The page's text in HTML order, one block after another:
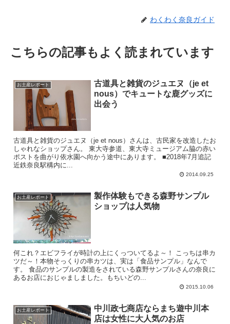
わくわく奈良ガイド
こちらの記事もよく読まれています
お土産レポート
古道具と雑貨のジュエヌ（je et
nous）でキュートな鹿グッズに
出会う
古道具と雑貨のジュエヌ（je et nous）さんは、古民家を改造したお
しゃれなショップさん。 東大寺参道、東大寺ミュージアム脇の赤い
ポストを曲がり依水園へ向かう途中にあります。 ■2018年7月追記
近鉄奈良駅構内に...
2014.09.25
お土産レポート
製作体験もできる森野サンプル
ショップは人気物
何これ？エビフライが時計の上にくっついてるよ～！ こっちは串カ
ツだ～！本物そっくりの串カツは、実は「食品サンプル」なんで
す。 食品のサンプルの製造をされている森野サンプルさんの奈良に
あるお店におじゃましました。もちいどの...
2015.10.06
お土産レポート
中川政七商店ならまち遊中川本
店は女性に大人気のお店